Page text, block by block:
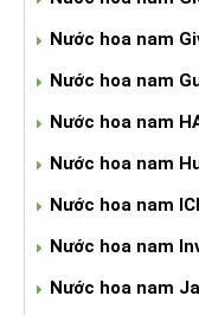
Nước hoa nam
Nước hoa nam
Nước hoa nam
Nước hoa nam
Nước hoa nam
Nước hoa nam
Nước hoa nam